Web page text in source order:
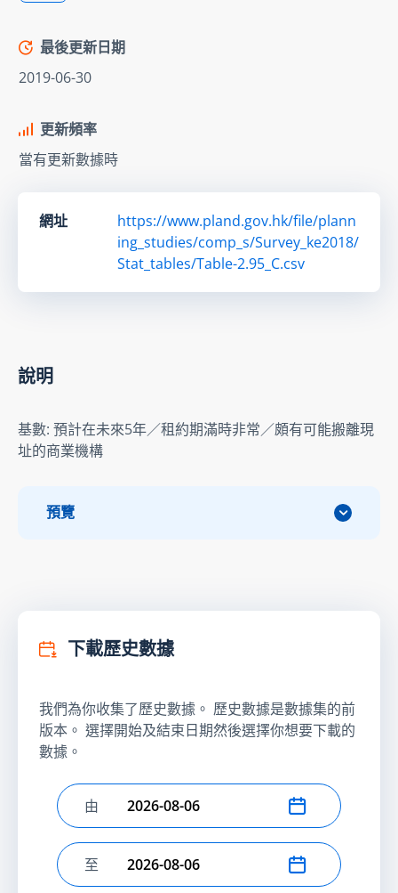
最後更新日期
2019-06-30
更新頻率
當有更新數據時
網址
https://www.pland.gov.hk/file/plann
ing_studies/comp_s/Survey_ke2018/
Stat_tables/Table-2.95_C.csv
說明
基數: 預計在未來5年／租約期滿時非常／頗有可能搬離現
址的商業機構
預覽
下載歷史數據
我們為你收集了歷史數據。 歷史數據是數據集的前
版本。 選擇開始及結束日期然後選擇你想要下載的
數據。
選擇開始日期
由
選擇結束日期
至